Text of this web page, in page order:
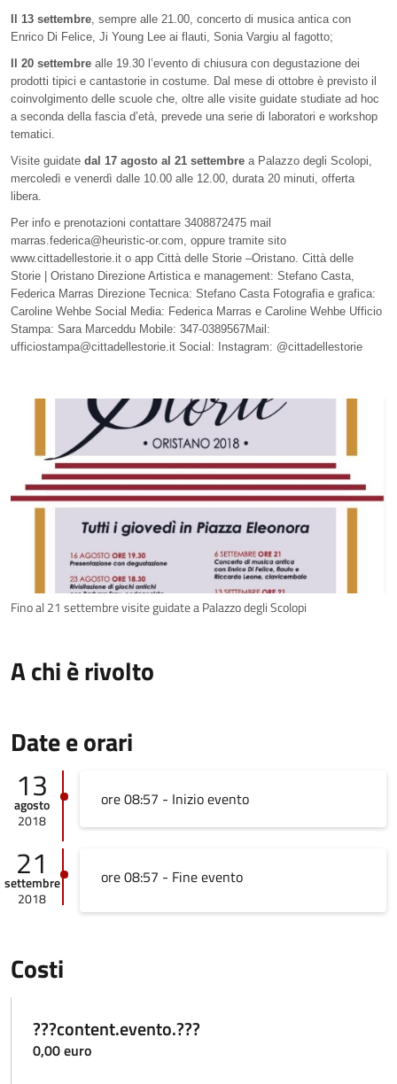
Il 13 settembre, sempre alle 21.00, concerto di musica antica con
Enrico Di Felice, Ji Young Lee ai flauti, Sonia Vargiu al fagotto;
Il 20 settembre alle 19.30 l’evento di chiusura con degustazione dei
prodotti tipici e cantastorie in costume. Dal mese di ottobre è previsto il
coinvolgimento delle scuole che, oltre alle visite guidate studiate ad hoc
a seconda della fascia d’età, prevede una serie di laboratori e workshop
tematici.
Visite guidate dal 17 agosto al 21 settembre a Palazzo degli Scolopi,
mercoledì e venerdì dalle 10.00 alle 12.00, durata 20 minuti, offerta
libera.
Per info e prenotazioni contattare 3408872475 mail
marras.federica@heuristic-or.com, oppure tramite sito
www.cittadellestorie.it o app Città delle Storie –Oristano. Città delle
Storie | Oristano Direzione Artistica e management: Stefano Casta,
Federica Marras Direzione Tecnica: Stefano Casta Fotografia e grafica:
Caroline Wehbe Social Media: Federica Marras e Caroline Wehbe Ufficio
Stampa: Sara Marceddu Mobile: 347-0389567Mail:
ufficiostampa@cittadellestorie.it Social: Instagram: @cittadellestorie
Fino al 21 settembre visite guidate a Palazzo degli Scolopi
A chi è rivolto
Date e orari
13
agosto
2018
ore 08:57 - Inizio evento
21
settembre
2018
ore 08:57 - Fine evento
Costi
???content.evento.???
0,00 euro